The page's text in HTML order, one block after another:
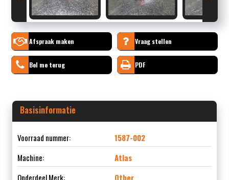
Afspraak maken Vraag stellen
Bel me terug PDF
Basisinformatie
Voorraad nummer:
1587-002
Machine:
Atlas
Onderdeel Merk:
Other